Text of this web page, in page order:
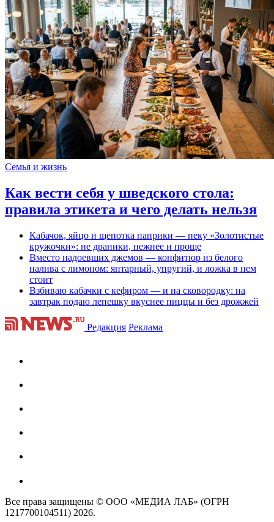
Семья и жизнь
Как вести себя у шведского стола:
правила этикета и чего делать нельзя
Кабачок, яйцо и щепотка паприки — пеку «Золотистые
кружочки»: не драники, нежнее и проще
Вместо надоевших джемов — конфитюр из белого
налива с лимоном: янтарный, упругий, и ложка в нем
стоит
Взбиваю кабачки с кефиром — и на сковородку: на
завтрак подаю лепешку вкуснее пиццы и без дрожжей
Редакция Реклама
Все права защищены © ООО «МЕДИА ЛАБ» (ОГРН
1217700104511) 2026.